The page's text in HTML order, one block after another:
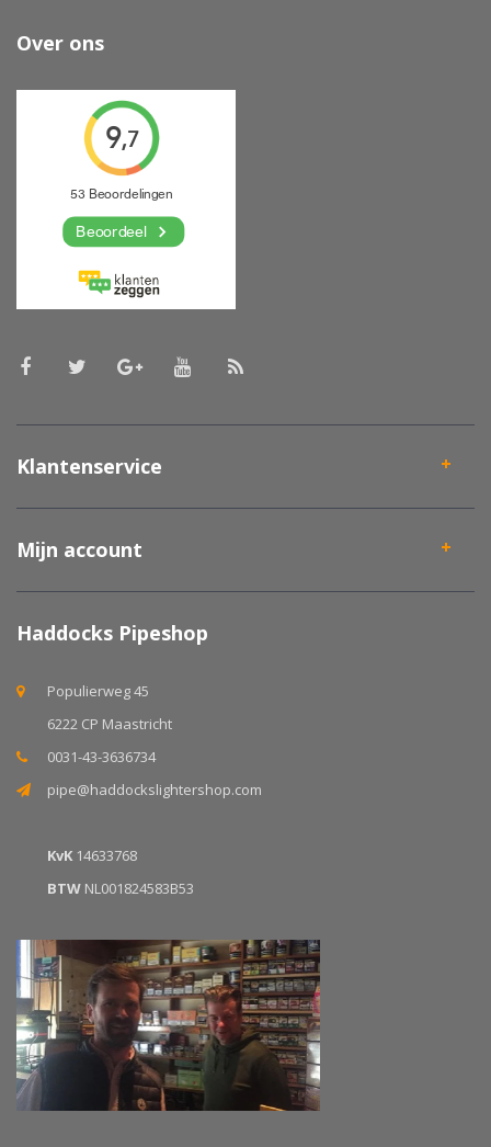
Over ons
Klantenservice
Mijn account
Haddocks Pipeshop
Populierweg 45
6222 CP Maastricht
0031-43-3636734
pipe@haddockslightershop.com
KvK 14633768
BTW NL001824583B53